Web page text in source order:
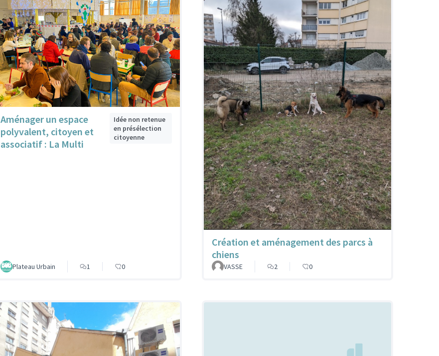
Aménager un espace
polyvalent, citoyen et
associatif : La Multi
Idée non retenue
en présélection
citoyenne
Plateau Urbain 1 0
Création et aménagement des parcs à
chiens
VASSE 2 0